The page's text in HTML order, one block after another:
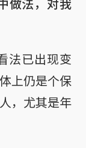
法已出现变
上仍是个保
，尤其是年